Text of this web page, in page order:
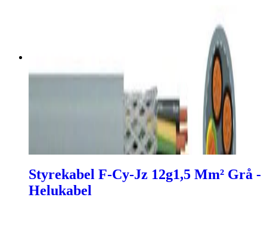
Styrekabel F-Cy-Jz 12g1,5 Mm² Grå -
Helukabel